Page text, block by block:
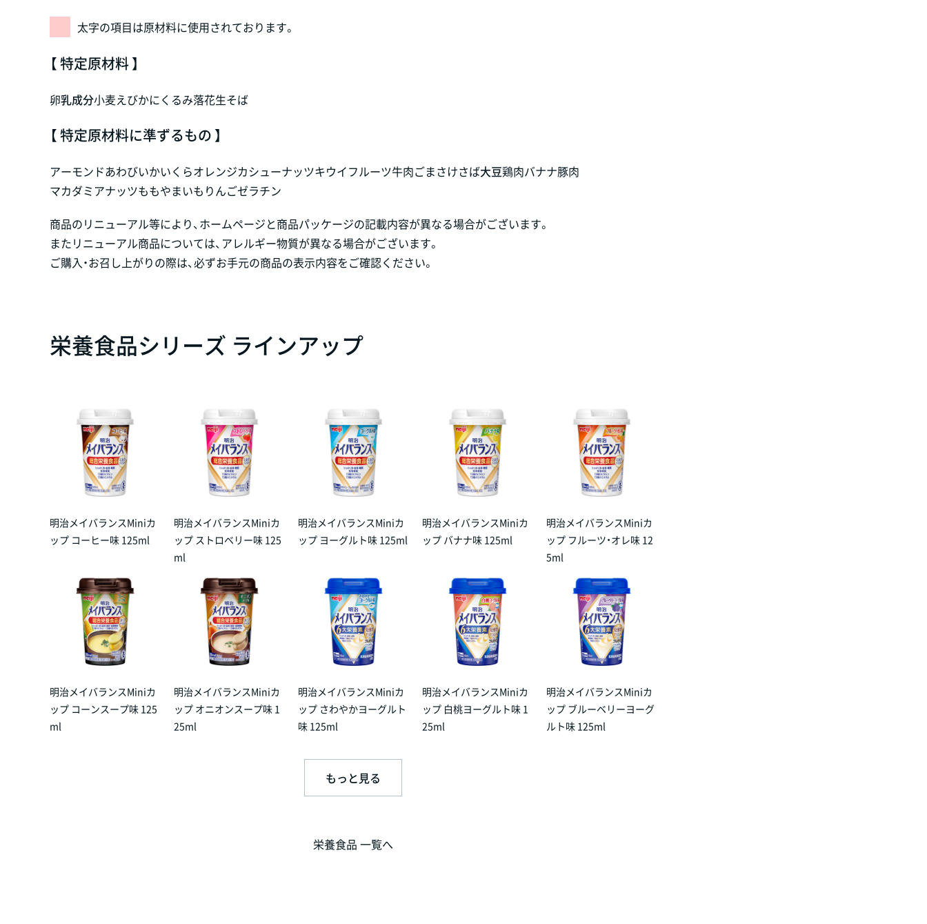
太字の項目は原材料に使用されております。
【 特定原材料 】
卵乳成分小麦えびかにくるみ落花生そば
【 特定原材料に準ずるもの 】
アーモンドあわびいかいくらオレンジカシューナッツキウイフルーツ牛肉ごまさけさば大豆鶏肉バナナ豚肉
マカダミアナッツももやまいも りんごゼラチン
商品のリニューアル等により、ホームページと商品パッケージの記載内容が異なる場合がございます。
またリニューアル商品については、アレルギー物質が異なる場合がございます。
ご購入・お召し上がりの際は、必ずお手元の商品の表示内容をご確認ください。
栄養食品シリーズ ラインアップ
明治メイバランスMiniカ
ップ コーヒー味 125ml
明治メイバランスMiniカ
ップ ストロベリー味 125
ml
明治メイバランスMiniカ
ップ ヨーグルト味 125ml
明治メイバランスMiniカ
ップ バナナ味 125ml
明治メイバランスMiniカ
ップ フルーツ・オレ味 12
5ml
明治メイバランスMiniカ
ップ コーンスープ味 125
ml
明治メイバランスMiniカ
ップ オニオンスープ味 1
25ml
明治メイバランスMiniカ
ップ さわやかヨーグルト
味 125ml
明治メイバランスMiniカ
ップ 白桃ヨーグルト味 1
25ml
明治メイバランスMiniカ
ップ ブルーベリーヨーグ
ルト味 125ml
もっと見る
栄養食品 一覧へ